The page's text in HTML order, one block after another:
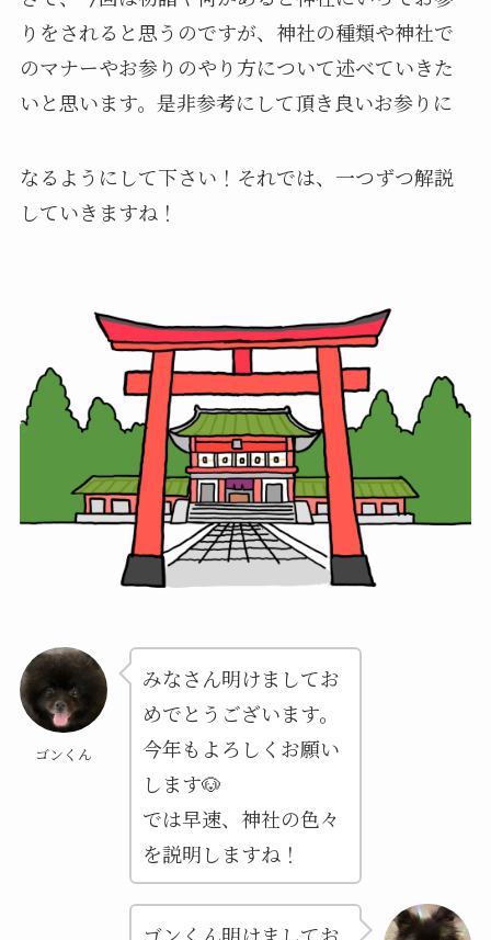
りをされると思うのですが、神社の種類や神社で
のマナーやお参りのやり方について述べていきた
いと思います。是非参考にして頂き良いお参りに
なるようにして下さい！それでは、一つずつ解説
していきますね！
ゴンくん
みなさん明けましてお
めでとうございます。
今年もよろしくお願い
します🐶
では早速、神社の色々
を説明しますね！
ゴンくん明けましてお